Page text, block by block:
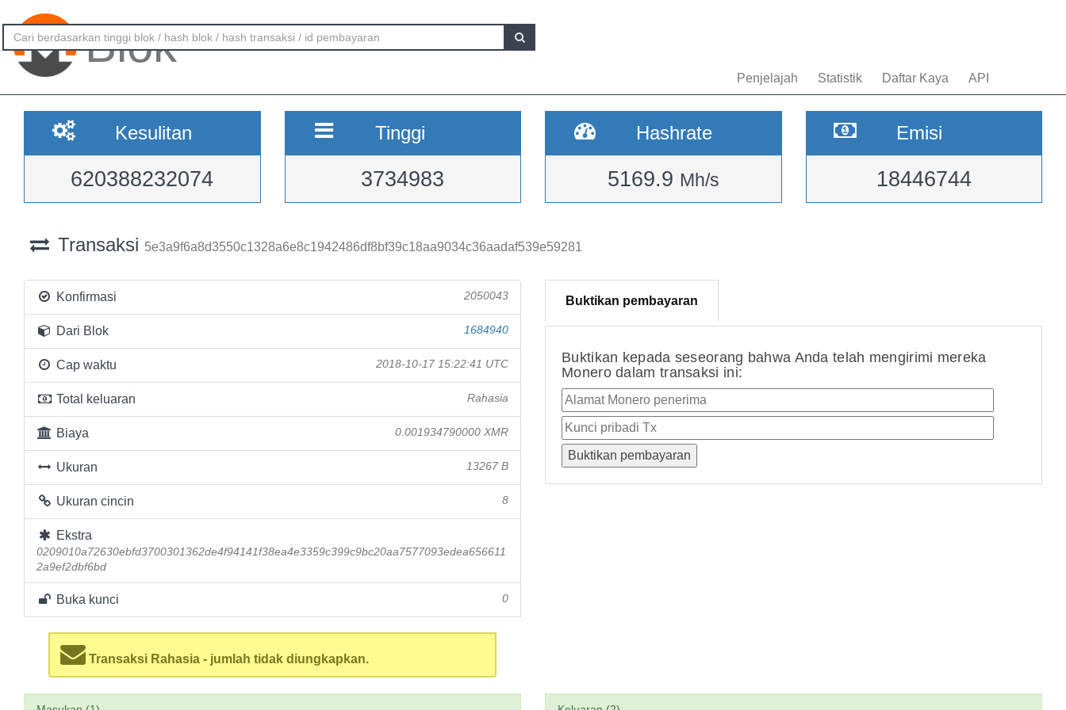
Blok
Penjelajah Statistik Daftar Kaya API
Kesulitan
620388232074
Tinggi
3734983
Hashrate
5169.9 Mh/s
Emisi
18446744
Transaksi 5e3a9f6a8d3550c1328a6e8c1942486df8bf39c18aa9034c36aadaf539e59281
Konfirmasi 2050043
Dari Blok 1684940
Cap waktu 2018-10-17 15:22:41 UTC
Total keluaran Rahasia
Biaya 0.001934790000 XMR
Ukuran 13267 B
Ukuran cincin 8
Ekstra
0209010a72630ebfd3700301362de4f94141f38ea4e3359c399c9bc20aa7577093edea656611
2a9ef2dbf6bd
Buka kunci 0
Transaksi Rahasia - jumlah tidak diungkapkan.
Buktikan pembayaran
Buktikan kepada seseorang bahwa Anda telah mengirimi mereka
Monero dalam transaksi ini: